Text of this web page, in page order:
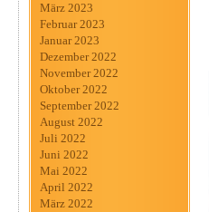
März 2023
Februar 2023
Januar 2023
Dezember 2022
November 2022
Oktober 2022
September 2022
August 2022
Juli 2022
Juni 2022
Mai 2022
April 2022
März 2022